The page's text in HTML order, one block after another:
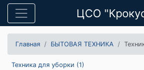
ЦСО
Главная БЫТОВАЯ ТЕХНИКА
Техника для уборки (1)